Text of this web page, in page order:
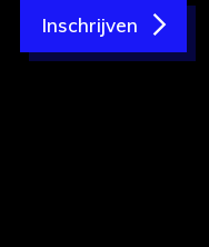
Inschrijven